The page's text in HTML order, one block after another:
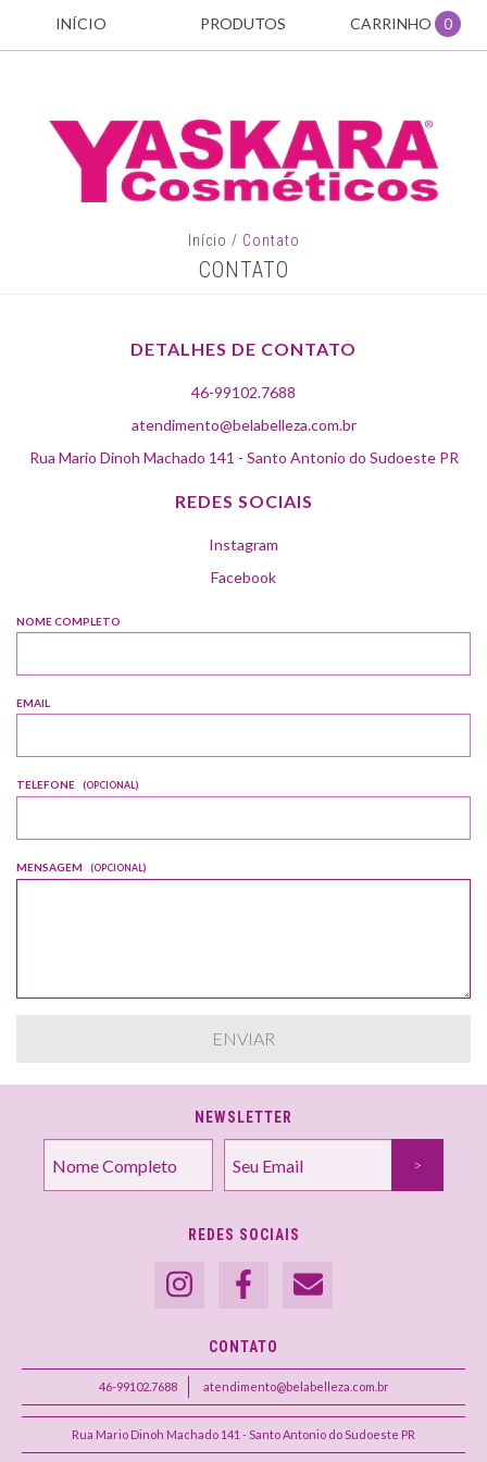
INÍCIO PRODUTOS CARRINHO 0
Início / Contato
CONTATO
DETALHES DE CONTATO
46-99102.7688
atendimento@belabelleza.com.br
Rua Mario Dinoh Machado 141 - Santo Antonio do Sudoeste PR
REDES SOCIAIS
Instagram
Facebook
NOME COMPLETO
EMAIL
TELEFONE (OPCIONAL)
MENSAGEM (OPCIONAL)
NEWSLETTER
REDES SOCIAIS
CONTATO
46-99102.7688 atendimento@belabelleza.com.br
Rua Mario Dinoh Machado 141 - Santo Antonio do Sudoeste PR